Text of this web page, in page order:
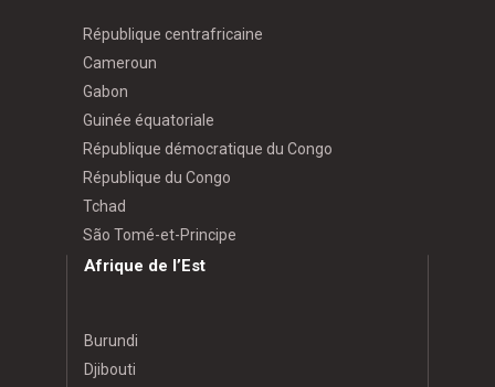
République centrafricaine
Cameroun
Gabon
Guinée équatoriale
République démocratique du Congo
République du Congo
Tchad
São Tomé-et-Principe
Afrique de l’Est
Burundi
Djibouti